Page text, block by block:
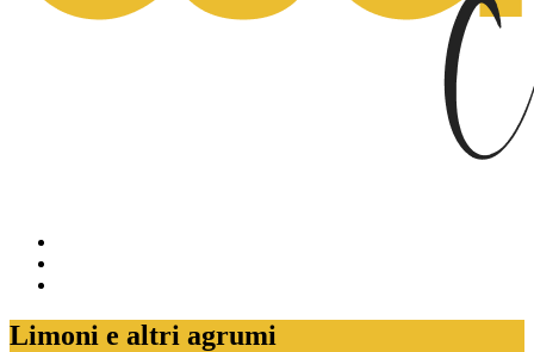
Limoni e altri agrumi